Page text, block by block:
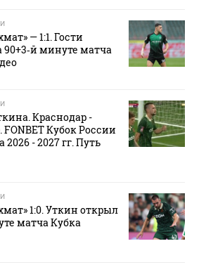
— 1:1. Гости
90+3‑й минуте матча
Краснодар -
FONBET Кубок России
2026 - 2027 гг. Путь
1:0. Уткин открыл
матча Кубка